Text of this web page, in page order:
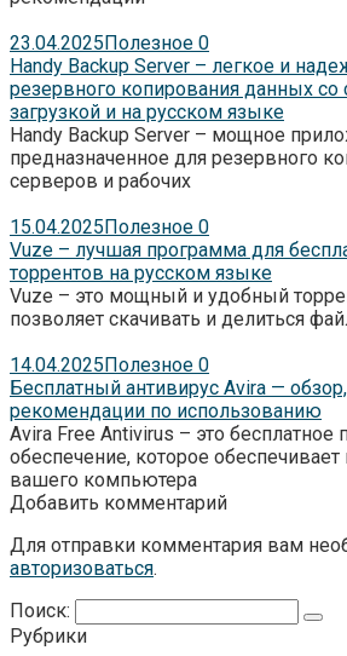
23.04.2025Полезное 0
Handy Backup Server – легкое и
резервного копирования данных со
загрузкой и на русском языке
Handy Backup Server – мощное
предназначенное для резервного
серверов и рабочих
15.04.2025Полезное 0
Vuze – лучшая программа для
торрентов на русском языке
Vuze – это мощный и удобный
позволяет скачивать и делиться
14.04.2025Полезное 0
Бесплатный антивирус Avira —
рекомендации по использованию
Avira Free Antivirus – это бесплатное
обеспечение, которое
вашего компьютера
Добавить комментарий
Для отправки комментария вам
авторизоваться.
Поиск:
Рубрики